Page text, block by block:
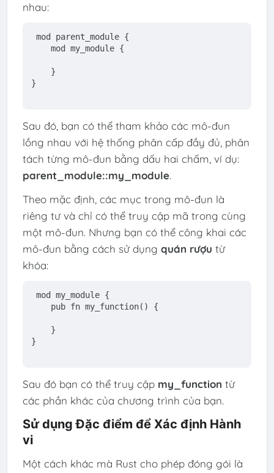
nhau:
mod
parent_module {
mod
my_module {
}
}
Sau đó, bạn có thể tham khảo các mô-đun
lồng nhau với hệ thống phân cấp đầy đủ, phân
tách từng mô-đun bằng dấu hai chấm, ví dụ:
parent_module::my_module.
Theo mặc định, các mục trong mô-đun là
riêng tư và chỉ có thể truy cập mã trong cùng
một mô-đun. Nhưng bạn có thể công khai các
mô-đun bằng cách sử dụng quán rượu từ
khóa:
mod
my_module {
pub fn my_function() {
}
}
Sau đó bạn có thể truy cập my_function từ
các phần khác của chương trình của bạn.
Sử dụng Đặc điểm để Xác định Hành
vi
Một cách khác mà Rust cho phép đóng gói là